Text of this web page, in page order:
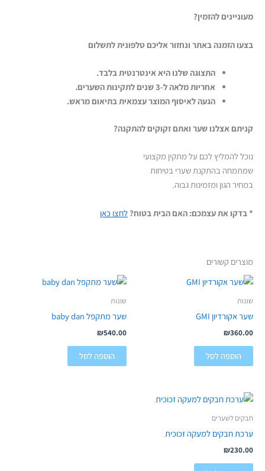
מעוניינים להזמין?
בצעו הזמנה באתר ונחזור אליכם טלפונית לתשלום
התצוגה שלנו היא אינטרנטית בלבד.
אחריות מלאה ל-3 שנים לתקינות השערים.
הגעה לאיסוף המוצר עצמאית בתיאום מראש.
קניתם אצלנו שער ואתם זקוקים להתקנה?
נוכל להמליץ לכם על מתקין מקצועי
שמתמחה בהתקנת שערי בטיחות
במחיר הגון ומזמינות גבוה.
* בדקו את עצמכם: האם הבית בטוח? לחצו כאן
מוצרים קשורים
שונות
שער אקורדיון GMI
₪360.00
הוספה לסל
שונות
שער מתקפל baby dan
₪540.00
הוספה לסל
חבקים לשערים
ערכת חבקים למעקה זכוכית
₪230.00